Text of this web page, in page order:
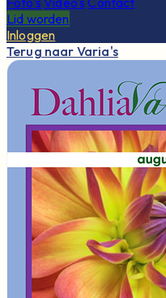
Lid worden
Inloggen
Terug naar Varia's